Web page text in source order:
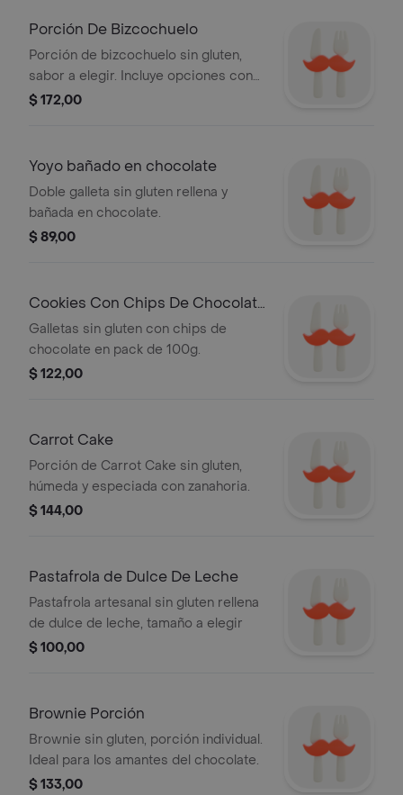
Porción De Bizcochuelo
Porción de bizcochuelo sin gluten,
sabor a elegir. Incluye opciones con
cobertura de coco.
$ 172,00
Yoyo bañado en chocolate
Doble galleta sin gluten rellena y
bañada en chocolate.
$ 89,00
Cookies Con Chips De Chocolate
100g
Galletas sin gluten con chips de
chocolate en pack de 100g.
$ 122,00
Carrot Cake
Porción de Carrot Cake sin gluten,
húmeda y especiada con zanahoria.
$ 144,00
Pastafrola de Dulce De Leche
Pastafrola artesanal sin gluten rellena
de dulce de leche, tamaño a elegir
$ 100,00
Brownie Porción
Brownie sin gluten, porción individual.
Ideal para los amantes del chocolate.
$ 133,00